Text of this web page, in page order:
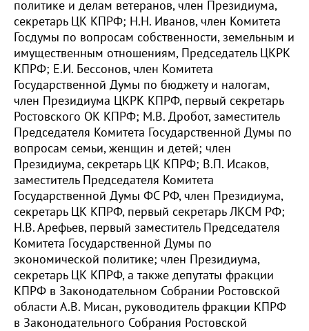
политике и делам ветеранов, член Президиума,
секретарь ЦК КПРФ; Н.Н. Иванов, член Комитета
Госдумы по вопросам собственности, земельным и
имущественным отношениям, Председатель ЦКРК
КПРФ; Е.И. Бессонов, член Комитета
Государственной Думы по бюджету и налогам,
член Президиума ЦКРК КПРФ, первый секретарь
Ростовского ОК КПРФ; М.В. Дробот, заместитель
Председателя Комитета Государственной Думы по
вопросам семьи, женщин и детей; член
Президиума, секретарь ЦК КПРФ; В.П. Исаков,
заместитель Председателя Комитета
Государственной Думы ФС РФ, член Президиума,
секретарь ЦК КПРФ, первый секретарь ЛКСМ РФ;
Н.В. Арефьев, первый заместитель Председателя
Комитета Государственной Думы по
экономической политике; член Президиума,
секретарь ЦК КПРФ, а также депутаты фракции
КПРФ в Законодательном Собрании Ростовской
области А.В. Мисан, руководитель фракции КПРФ
в Законодательного Собрания Ростовской